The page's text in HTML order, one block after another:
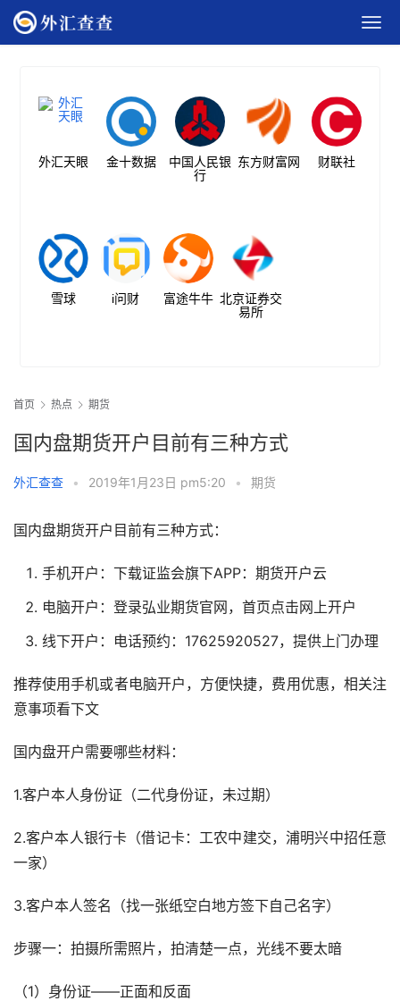
外汇天眼 金十数据
中国人民银
行
东方财富网 财联社
雪球 i问财 富途牛牛 北京证券交
易所
首页 热点 期货
国内盘期货开户目前有三种方式
外汇查查 • 2019年1月23日 pm5:20 • 期货
国内盘期货开户目前有三种方式：
手机开户：下载证监会旗下APP：期货开户云
电脑开户：登录弘业期货官网，首页点击网上开户
线下开户：电话预约：17625920527，提供上门办理
推荐使用手机或者电脑开户，方便快捷，费用优惠，相关注
意事项看下文
国内盘开户需要哪些材料：
1.客户本人身份证（二代身份证，未过期）
2.客户本人银行卡（借记卡：工农中建交，浦明兴中招任意
一家）
3.客户本人签名（找一张纸空白地方签下自己名字）
步骤一：拍摄所需照片，拍清楚一点，光线不要太暗
（1）身份证——正面和反面